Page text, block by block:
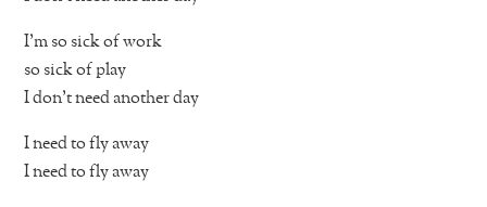
I’m so sick of work
so sick of play
I don’t need another day
I need to fly away
I need to fly away